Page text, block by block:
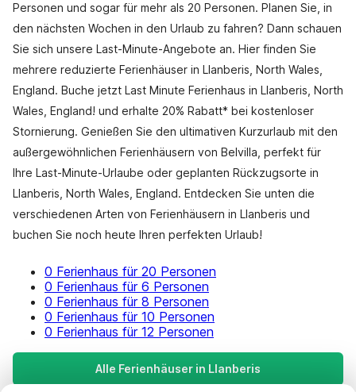
Personen und sogar für mehr als 20 Personen. Planen Sie, in
den nächsten Wochen in den Urlaub zu fahren? Dann schauen
Sie sich unsere Last-Minute-Angebote an. Hier finden Sie
mehrere reduzierte Ferienhäuser in Llanberis, North Wales,
England. Buche jetzt Last Minute Ferienhaus in Llanberis, North
Wales, England! und erhalte 20% Rabatt* bei kostenloser
Stornierung. Genießen Sie den ultimativen Kurzurlaub mit den
außergewöhnlichen Ferienhäusern von Belvilla, perfekt für
Ihre Last-Minute-Urlaube oder geplanten Rückzugsorte in
Llanberis, North Wales, England. Entdecken Sie unten die
verschiedenen Arten von Ferienhäusern in Llanberis und
buchen Sie noch heute Ihren perfekten Urlaub!
0 Ferienhaus für 20 Personen
0 Ferienhaus für 6 Personen
0 Ferienhaus für 8 Personen
0 Ferienhaus für 10 Personen
0 Ferienhaus für 12 Personen
Alle Ferienhäuser in Llanberis